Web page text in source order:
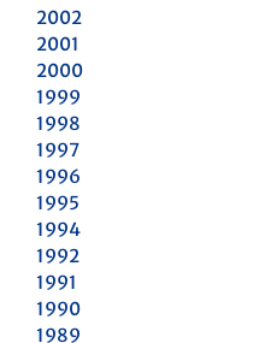
2002
2001
2000
1999
1998
1997
1996
1995
1994
1992
1991
1990
1989